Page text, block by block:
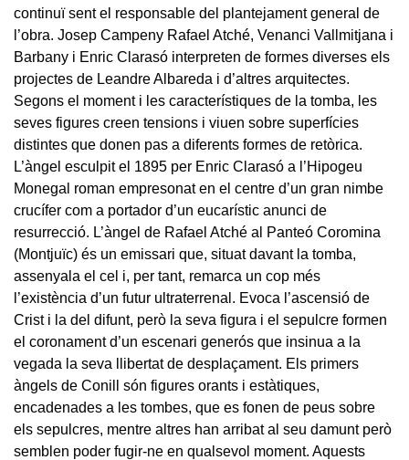
continuï sent el responsable del plantejament general de
l’obra. Josep Campeny Rafael Atché, Venanci Vallmitjana i
Barbany i Enric Clarasó interpreten de formes diverses els
projectes de Leandre Albareda i d’altres arquitectes.
Segons el moment i les característiques de la tomba, les
seves figures creen tensions i viuen sobre superfícies
distintes que donen pas a diferents formes de retòrica.
L’àngel esculpit el 1895 per Enric Clarasó a l’Hipogeu
Monegal roman empresonat en el centre d’un gran nimbe
crucífer com a portador d’un eucarístic anunci de
resurrecció. L’àngel de Rafael Atché al Panteó Coromina
(Montjuïc) és un emissari que, situat davant la tomba,
assenyala el cel i, per tant, remarca un cop més
l’existència d’un futur ultraterrenal. Evoca l’ascensió de
Crist i la del difunt, però la seva figura i el sepulcre formen
el coronament d’un escenari generós que insinua a la
vegada la seva llibertat de desplaçament. Els primers
àngels de Conill són figures orants i estàtiques,
encadenades a les tombes, que es fonen de peus sobre
els sepulcres, mentre altres han arribat al seu damunt però
semblen poder fugir-ne en qualsevol moment. Aquests